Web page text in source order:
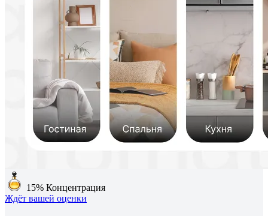
15% Концентрация
Ждёт вашей оценки